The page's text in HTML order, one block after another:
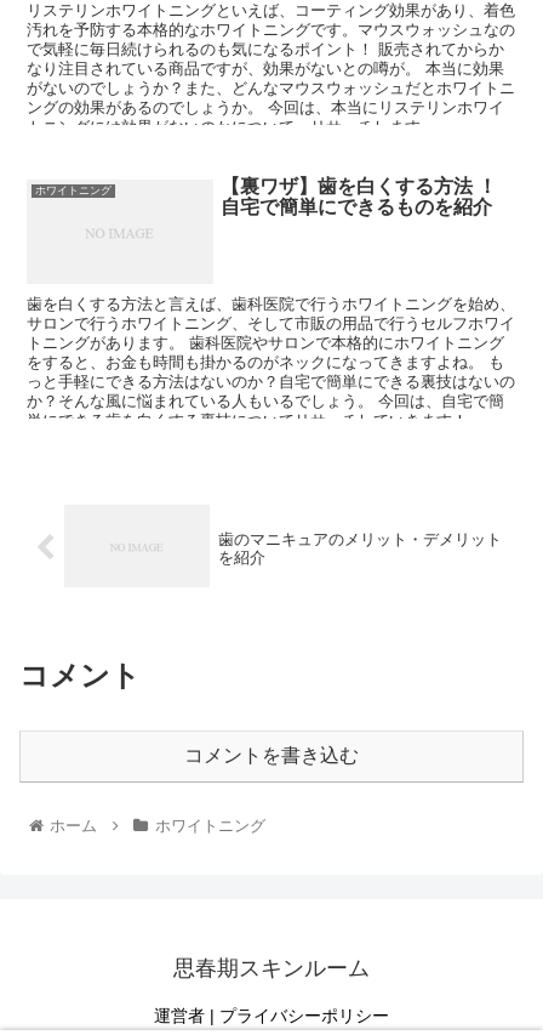
リステリンホワイトニングといえば、コーティング効果があり、着色
汚れを予防する本格的なホワイトニングです。マウスウォッシュなの
で気軽に毎日続けられるのも気になるポイント！ 販売されてからか
なり注目されている商品ですが、効果がないとの噂が。 本当に効果
がないのでしょうか？また、どんなマウスウォッシュだとホワイトニ
ングの効果があるのでしょうか。 今回は、本当にリステリンホワイ
トニングには効果がないのかについて、リサーチします。
ホワイトニング
【裏ワザ】歯を白くする方法 ！
自宅で簡単にできるものを紹介
歯を白くする方法と言えば、歯科医院で行うホワイトニングを始め、
サロンで行うホワイトニング、そして市販の用品で行うセルフホワイ
トニングがあります。 歯科医院やサロンで本格的にホワイトニング
をすると、お金も時間も掛かるのがネックになってきますよね。 も
っと手軽にできる方法はないのか？自宅で簡単にできる裏技はないの
か？そんな風に悩まれている人もいるでしょう。 今回は、自宅で簡
単にできる歯を白くする裏技についてリサーチしていきます！
歯のマニキュアのメリット・デメリット
を紹介
コメント
コメントを書き込む
ホーム ホワイトニング
思春期スキンルーム
運営者 | プライバシーポリシー